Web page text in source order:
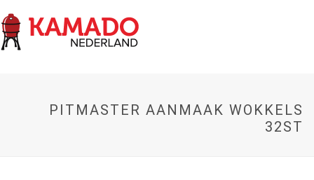
PITMASTER AANMAAK WOKKELS
32ST